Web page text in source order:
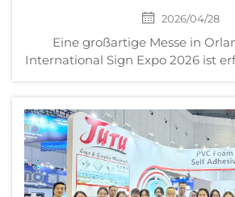
2026/04/28
Eine großartige Messe in
International Sign Expo 2026 ist
bekanntzugeben, die vom 8. bis
County Convention Center in